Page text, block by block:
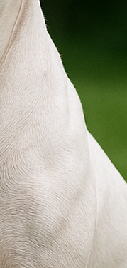
Feandrea albero per
cm con amaca e
gigante in sconto su
PawHut albero
colonna 165 cm,
alto per gatti a prezzo
imperdibile su